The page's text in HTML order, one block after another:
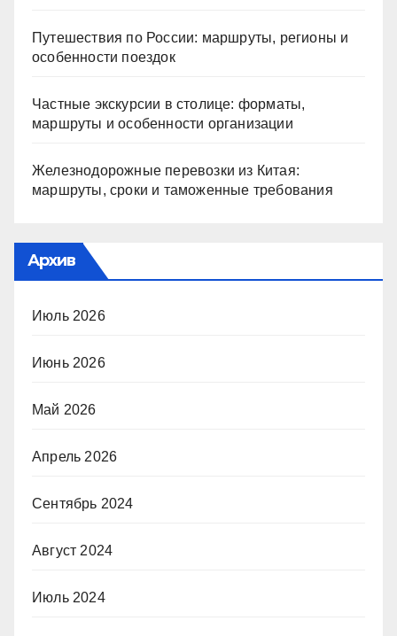
Путешествия по России: маршруты, регионы и
особенности поездок
Частные экскурсии в столице: форматы,
маршруты и особенности организации
Железнодорожные перевозки из Китая:
маршруты, сроки и таможенные требования
Архив
Июль 2026
Июнь 2026
Май 2026
Апрель 2026
Сентябрь 2024
Август 2024
Июль 2024